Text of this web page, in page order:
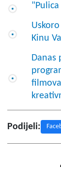
Kinu
Danas
Podijeli: